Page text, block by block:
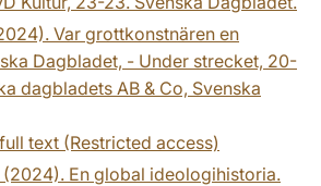
Var grottkonstnären en
Dagbladet, - Under strecket, 20-
dagbladets AB & Co, Svenska
text (Restricted access)
(2024). En global ideologihistoria.